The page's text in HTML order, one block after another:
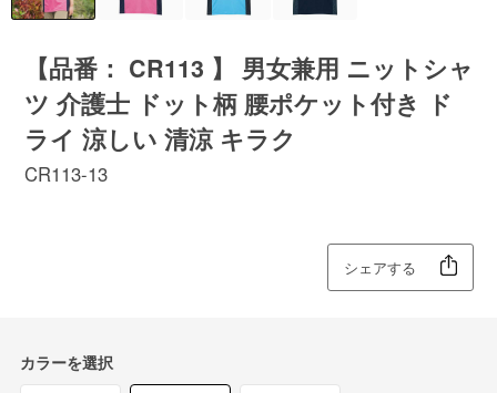
【品番： CR113 】 男女兼用 ニットシャ
ツ 介護士 ドット柄 腰ポケット付き ド
ライ 涼しい 清涼 キラク
CR113-13
シェアする
カラーを選択